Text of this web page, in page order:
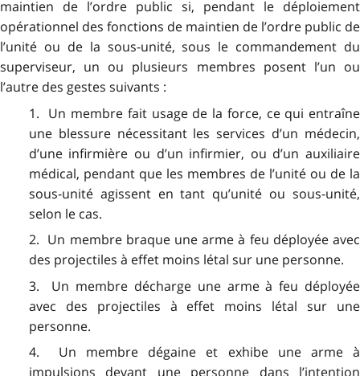
maintien de l’ordre public si, pendant le déploiement
opérationnel des fonctions de maintien de l’ordre public de
l’unité ou de la sous-unité, sous le commandement du
superviseur, un ou plusieurs membres posent l’un ou
l’autre des gestes suivants :
1. Un membre fait usage de la force, ce qui entraîne
une blessure nécessitant les services d’un médecin,
d’une infirmière ou d’un infirmier, ou d’un auxiliaire
médical, pendant que les membres de l’unité ou de la
sous-unité agissent en tant qu’unité ou sous-unité,
selon le cas.
2. Un membre braque une arme à feu déployée avec
des projectiles à effet moins létal sur une personne.
3. Un membre décharge une arme à feu déployée
avec des projectiles à effet moins létal sur une
personne.
4. Un membre dégaine et exhibe une arme à
impulsions devant une personne dans l’intention